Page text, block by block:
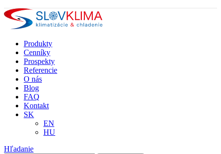
Produkty
Cenníky
Prospekty
Referencie
O nás
Blog
FAQ
Kontakt
SK
EN
HU
Hľadanie